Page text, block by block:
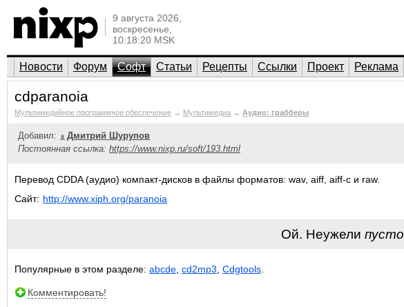
9 августа 2026,
воскресенье,
10:18:20 MSK
Новости Форум Софт Статьи Рецепты Ссылки Проект Реклама
cdparanoia
Мультимедийное программное обеспечение → Мультимедиа → Аудио: грабберы
Добавил:
Дмитрий Шурупов
Постоянная ссылка: https://www.nixp.ru/soft/193.html
Перевод CDDA (аудио) компакт-дисков в файлы форматов: wav, aiff, aiff-c и raw.
Сайт: http://www.xiph.org/paranoia
Ой. Неужели пусто
Популярные в этом разделе: abcde cd2mp3 Cdgtools
Комментировать!